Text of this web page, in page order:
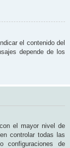
el contenido del
depende de los
el mayor nivel de
controlar todas las
configuraciones de